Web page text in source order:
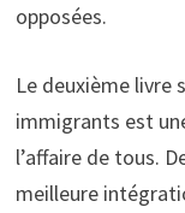
opposées.
Le deuxième livre
immigrants est
l’affaire de tous.
meilleure